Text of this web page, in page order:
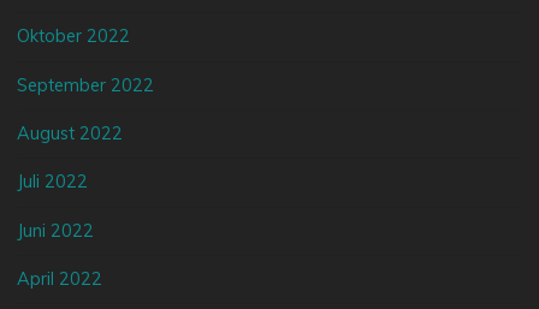
Oktober 2022
September 2022
August 2022
Juli 2022
Juni 2022
April 2022